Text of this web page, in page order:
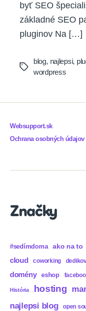
byť SEO
základné SEO
pluginov Na […]
Tags
blog, najlepsi,
wordpress
Websupport.sk
Ochrana osobných údajov
Značky
#sedímdoma ako na to
cloud coworking
domény eshop
História hosting
najlepsi blog open